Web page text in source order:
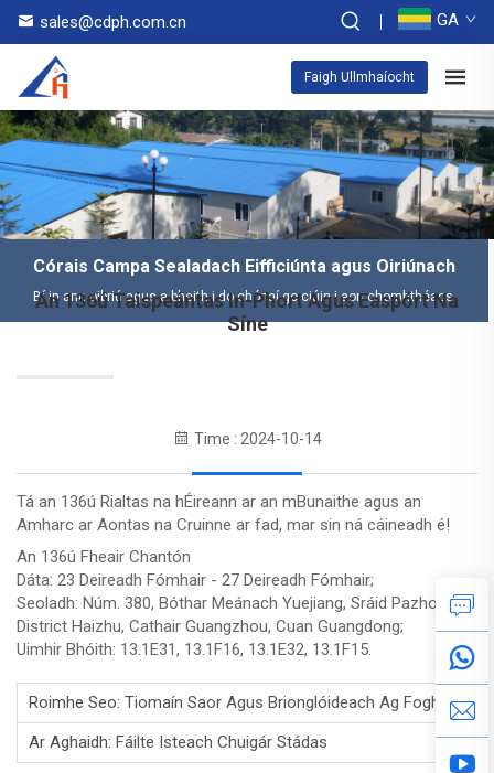
sales@cdph.com.cn GA
Faigh Ullmhaíocht
Córais Campa Sealadach Eifficiúnta agus Oiriúnach
Bí in ann oibriú agus a bheith i do chónaí go ciúin i aon chomhthéacs
An 136ú Taispeántas In-Phort Agus Easpórt Na
Síne
Time : 2024-10-14
Tá an 136ú Rialtas na hÉireann ar an mBunaithe agus an
Amharc ar Aontas na Cruinne ar fad, mar sin ná cáineadh é!
An 136ú Fheair Chantón
Dáta: 23 Deireadh Fómhair - 27 Deireadh Fómhair;
Seoladh: Núm. 380, Bóthar Meánach Yuejiang, Sráid Pazhou,
District Haizhu, Cathair Guangzhou, Cuan Guangdong;
Uimhir Bhóith: 13.1E31, 13.1F16, 13.1E32, 13.1F15.
Roimhe Seo: Tiomaín Saor Agus Brionglóideach Ag Foghlaim Duit!
Ar Aghaidh: Fáilte Isteach Chuigár Stádas